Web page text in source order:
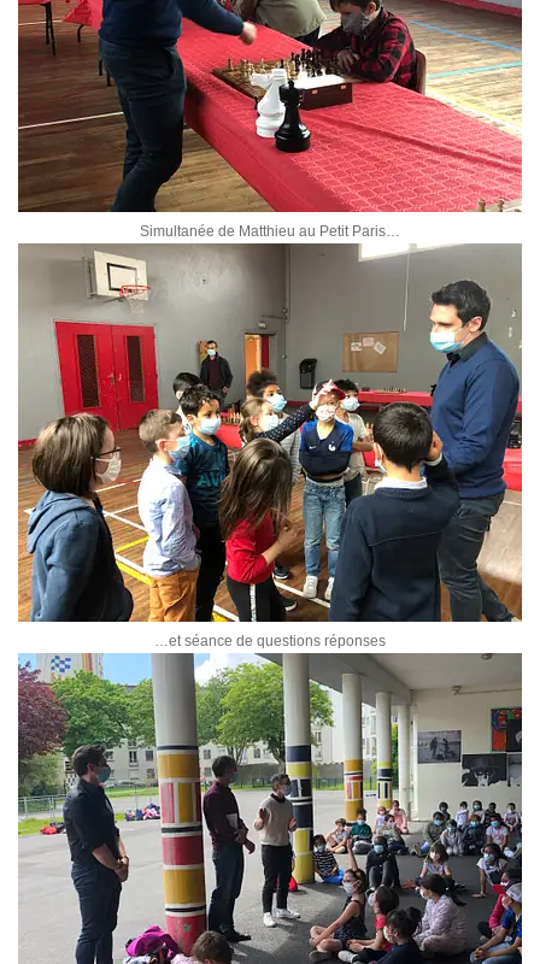
Simultanée de Matthieu au Petit Paris…
…et séance de questions réponses